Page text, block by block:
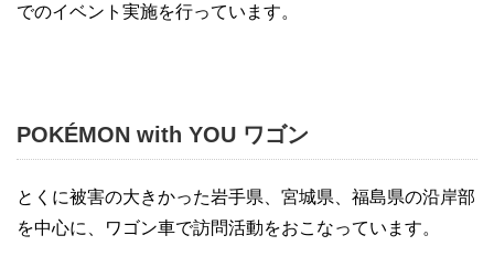
でのイベント実施を行っています。
POKÉMON with YOU ワゴン
とくに被害の大きかった岩手県、宮城県、福島県の沿岸部
を中心に、ワゴン車で訪問活動をおこなっています。